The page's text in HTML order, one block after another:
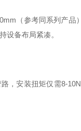
（参考同系列产
设备布局紧凑。
，安装扭矩仅需8-